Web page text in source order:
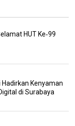
HUT Ke‑99
Hadirkan Kenyaman
di Surabaya